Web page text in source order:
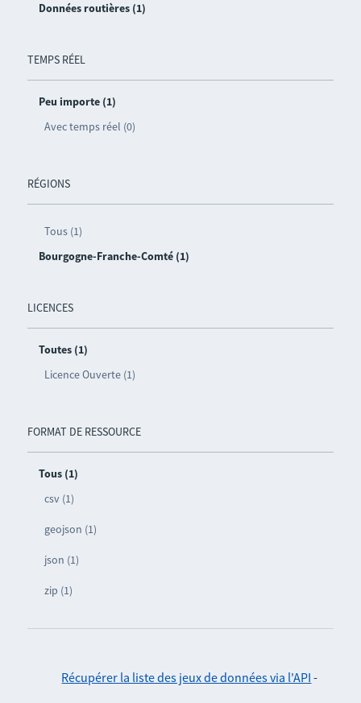
Données routières (1)
TEMPS RÉEL
Peu importe (1)
Avec temps réel (0)
RÉGIONS
Tous (1)
Bourgogne-Franche-Comté (1)
LICENCES
Toutes (1)
Licence Ouverte (1)
FORMAT DE RESSOURCE
Tous (1)
csv (1)
geojson (1)
json (1)
zip (1)
Récupérer la liste des jeux de données via l'API -